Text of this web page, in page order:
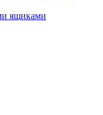
ящиками